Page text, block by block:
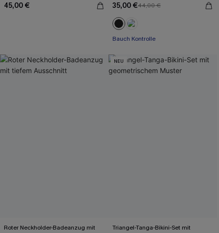
45,00 € 35,00 €44,00 €
Bauch Kontrolle
Roter Neckholder-Badeanzug mit
NEU
Triangel-Tanga-Bikini-Set mit